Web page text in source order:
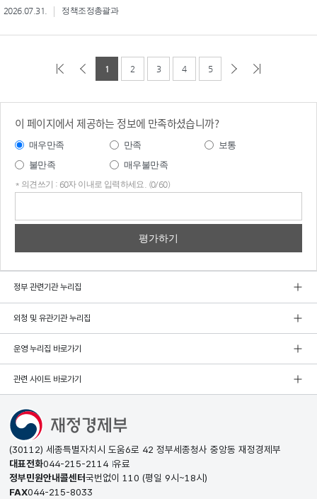
2026.07.31. 정책조정총괄과
1 2 3 4 5
이 페이지에서 제공하는 정보에 만족하셨습니까?
매우만족 만족
보통
불만족
매우불만족
* 의견쓰기 : 60자 이내로 입력하세요. (0/60)
정부 관련기관 누리집
외청 및 유관기관 누리집
운영 누리집 바로가기
관련 사이트 바로가기
(30112) 세종특별자치시 도움6로 42 정부세종청사 중앙동 재정경제부
대표전화044-215-2114 유료
정부민원안내콜센터국번없이 110 (평일 9시~18시)
FAX044-215-8033